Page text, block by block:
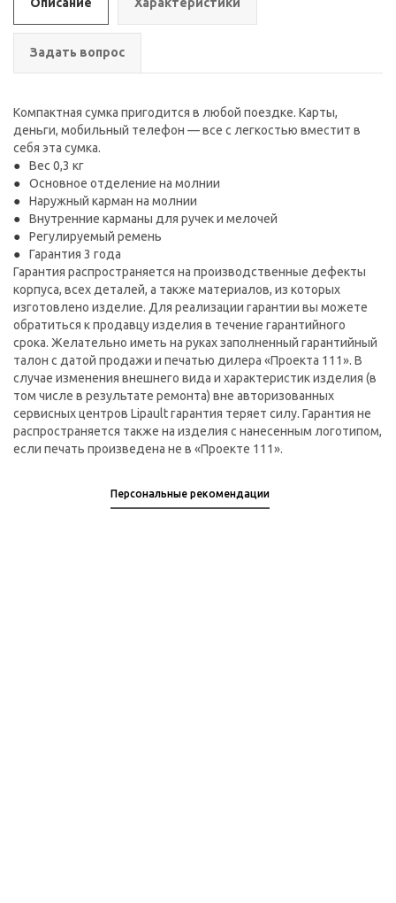
Описание Характеристики
Задать вопрос
Компактная сумка пригодится в любой поездке. Карты,
деньги, мобильный телефон — все с легкостью вместит в
себя эта сумка.
Вес 0,3 кг
Основное отделение на молнии
Наружный карман на молнии
Внутренние карманы для ручек и мелочей
Регулируемый ремень
Гарантия 3 года
Гарантия распространяется на производственные дефекты
корпуса, всех деталей, а также материалов, из которых
изготовлено изделие. Для реализации гарантии вы можете
обратиться к продавцу изделия в течение гарантийного
срока. Желательно иметь на руках заполненный гарантийный
талон с датой продажи и печатью дилера «Проекта 111». В
случае изменения внешнего вида и характеристик изделия (в
том числе в результате ремонта) вне авторизованных
сервисных центров Lipault гарантия теряет силу. Гарантия не
распространяется также на изделия с нанесенным логотипом,
если печать произведена не в «Проекте 111».
Персональные рекомендации